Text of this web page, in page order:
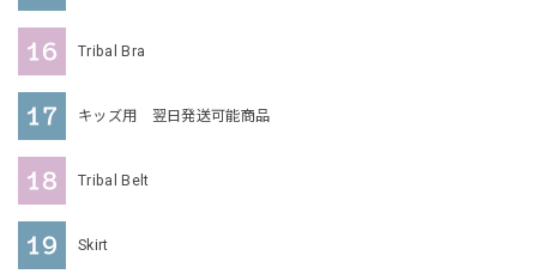
Tribal Bra
キッズ用 翌日発送可能商品
Tribal Belt
Skirt